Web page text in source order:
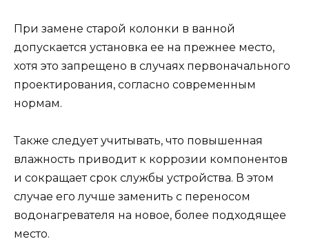
При замене старой колонки в ванной
допускается установка ее на прежнее место,
хотя это запрещено в случаях первоначального
проектирования, согласно современным
нормам.
Также следует учитывать, что повышенная
влажность приводит к коррозии компонентов
и сокращает срок службы устройства. В этом
случае его лучше заменить с переносом
водонагревателя на новое, более подходящее
место.